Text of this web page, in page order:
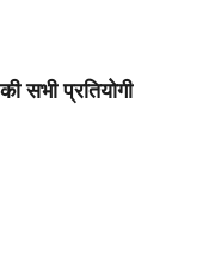
सभी प्रतियोगी